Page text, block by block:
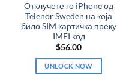
Отклучете го iPhone од
Telenor Sweden на која
било SIM картичка преку
IMEI код
$56.00
UNLOCK NOW